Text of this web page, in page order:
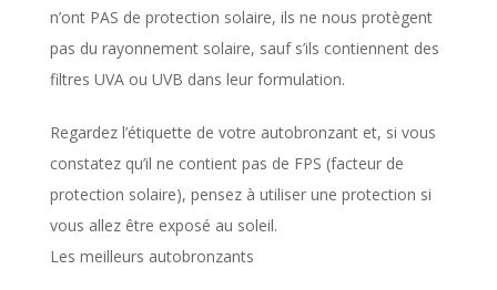
n’ont PAS de protection solaire, ils ne nous protègent
pas du rayonnement solaire, sauf s’ils contiennent des
filtres UVA ou UVB dans leur formulation.
Regardez l’étiquette de votre autobronzant et, si vous
constatez qu’il ne contient pas de FPS (facteur de
protection solaire), pensez à utiliser une protection si
vous allez être exposé au soleil.
Les meilleurs autobronzants